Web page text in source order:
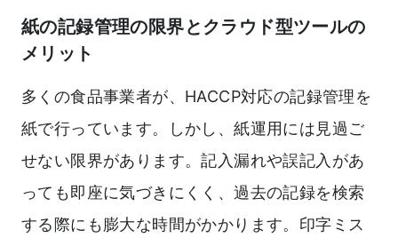
紙の記録管理の限界とクラウド型ツールの
メリット
多くの食品事業者が、HACCP対応の記録管理を
紙で行っています。しかし、紙運用には見過ご
せない限界があります。記入漏れや誤記入があ
っても即座に気づきにくく、過去の記録を検索
する際にも膨大な時間がかかります。印字ミス